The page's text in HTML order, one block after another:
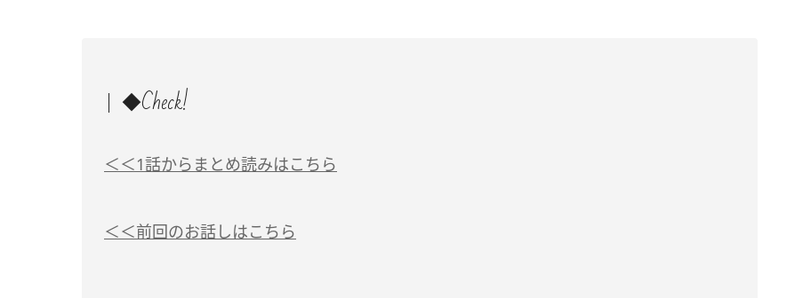
◆Check!
＜＜1話からまとめ読みはこちら
＜＜前回のお話しはこちら